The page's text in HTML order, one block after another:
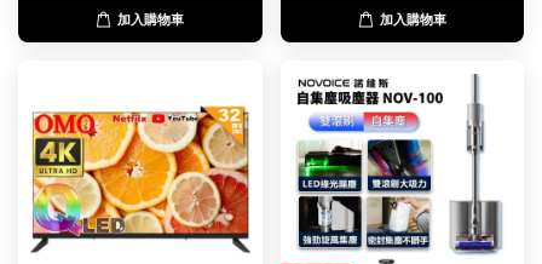
加入購物車 加入購物車